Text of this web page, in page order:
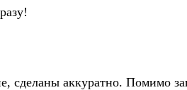
сделаны аккуратно. Помимо